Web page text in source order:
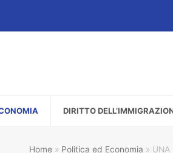
DIRITTO
Home » Politica ed Economia » UNA